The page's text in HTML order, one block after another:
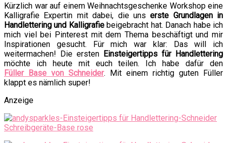
Kürzlich war auf einem Weihnachtsgeschenke Workshop eine
Kalligrafie Expertin mit dabei, die unserste Grundlagen in
Handlettering und Kalligrafiebeigebracht hat. Danach habe ich
mich viel bei Pinterest mit dem Thema beschäftigt und mir
Inspirationen gesucht. Für mich war klar: Das will ich
weitermachen! Die ersten Einsteigertipps für Handlettering
möchte ich heute mit euch teilen. Ich habe dafür den
Füller Base von Schneider. Mit einem richtig guten Füller
klappt es nämlich super!
Anzeige